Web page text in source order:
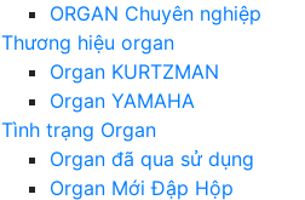
ORGAN Chuyên nghiệp
Thương hiệu organ
Organ KURTZMAN
Organ YAMAHA
Tình trạng Organ
Organ đã qua sử dụng
Organ Mới Đập Hộp